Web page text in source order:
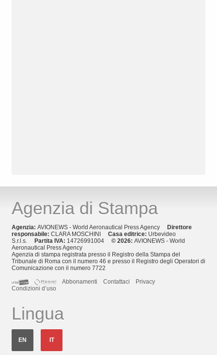
Agenzia di Stampa
Agenzia: AVIONEWS - World Aeronautical Press Agency
Direttore
responsabile: CLARA MOSCHINI Casa editrice: Urbevideo
S.r.l.s.
Partita IVA: 14726991004 © 2026: AVIONEWS - World
Aeronautical Press Agency
Agenzia di stampa registrata presso il Registro della Stampa del
Tribunale di Roma con il numero 46 e presso il Registro degli Operatori di
Comunicazione con il numero 7722
Abbonamenti
Contattaci
Privacy
Condizioni d’uso
Lingua
EN IT